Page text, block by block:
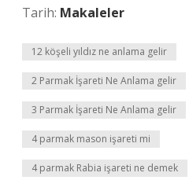
Tarih: Makaleler
12 köşeli yıldız ne anlama gelir
2 Parmak İşareti Ne Anlama gelir
3 Parmak İşareti Ne Anlama gelir
4 parmak mason işareti mi
4 parmak Rabia işareti ne demek